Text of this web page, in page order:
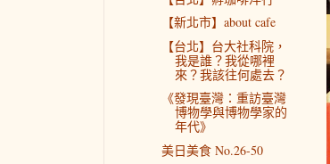
【新北市】about cafe
【台北】台大社科院，
我是誰？我從哪裡
來？我該往何處去？
《發現臺灣：重訪臺灣
博物學與博物學家的
年代》
美日美食 No.26-50